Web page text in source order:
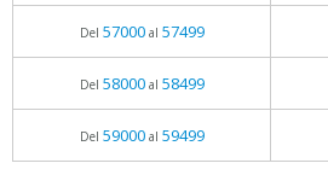
Del 57000al 57499
Del 58000al 58499
Del 59000al 59499